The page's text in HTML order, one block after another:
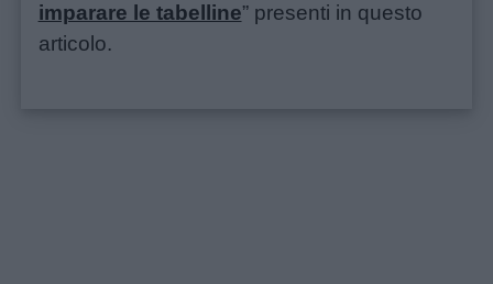
imparare le tabelline” presenti in questo
articolo.